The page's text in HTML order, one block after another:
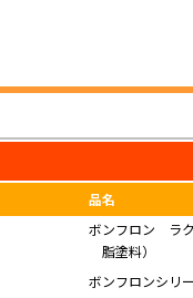
品名
ボンフロン ラ
脂塗料）
ボンフロンシリ